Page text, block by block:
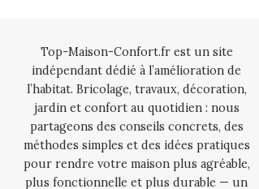
Top-Maison-Confort.fr est un site
indépendant dédié à l’amélioration de
l’habitat. Bricolage, travaux, décoration,
jardin et confort au quotidien : nous
partageons des conseils concrets, des
méthodes simples et des idées pratiques
pour rendre votre maison plus agréable,
plus fonctionnelle et plus durable — un